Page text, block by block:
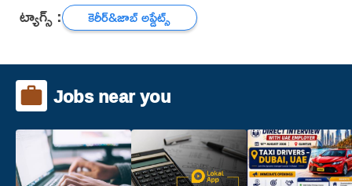
ట్యాగ్స్ : కెరీర్‌&జాబ్ అప్డేట్స్
Jobs near you